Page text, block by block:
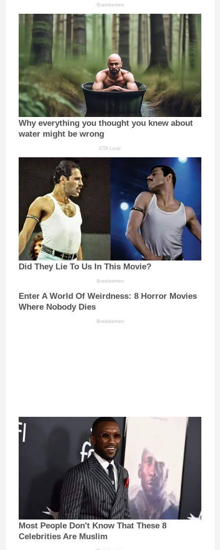
Brainberries
Why everything you thought you knew about
water might be wrong
CTA Love
Did They Lie To Us In This Movie?
Brainberries
Enter A World Of Weirdness: 8 Horror Movies
Where Nobody Dies
Brainberries
Most People Don't Know That These 8
Celebrities Are Muslim